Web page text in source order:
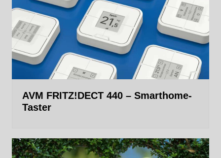
AVM FRITZ!DECT 440 – Smarthome-
Taster